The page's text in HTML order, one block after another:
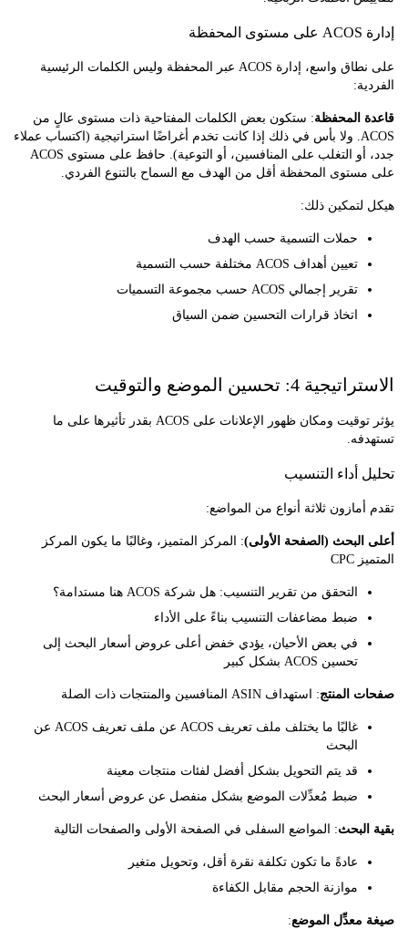
على نطاق واسع، إدارة ACOS عبر المحفظة وليس الكلمات الرئيسية
المحفظة : ستكون بعض الكلمات المفتاحية ذات مستوى عالٍ من
ACOS. ولا بأس في ذلك إذا كانت تخدم أغراضًا استراتيجية (اكتساب عملاء
جدد، أو التغلب على المنافسين، أو التوعية). حافظ على مستوى ACOS
المحفظة أقل من الهدف مع السماح بالتنوع الفردي.
ذلك:
حملات التسمية حسب الهدف
تعيين أهداف ACOS مختلفة حسب التسمية
تقرير إجمالي ACOS حسب مجموعة التسميات
اتخاذ قرارات التحسين ضمن السياق
تحسين الموضع والتوقيت
يؤثر توقيت ومكان ظهور الإعلانات على ACOS بقدر تأثيرها على ما
أداء التنسيب
ثلاثة أنواع من المواضع:
(الصفحة الأولى): المركز المتميز، وغالبًا ما يكون المركز
التحقق من تقرير التنسيب: هل شركة ACOS هنا مستدامة؟
ضبط مضاعفات التنسيب بناءً على الأداء
في بعض الأحيان، يؤدي خفض أعلى عروض أسعار البحث إلى
المنتج: استهداف ASIN المنافسين والمنتجات ذات الصلة
غالبًا ما يختلف ملف تعريف ACOS عن ملف تعريف ACOS عن
قد يتم التحويل بشكل أفضل لفئات منتجات معينة
ضبط مُعدِّلات الموضع بشكل منفصل عن عروض أسعار البحث
: المواضع السفلى في الصفحة الأولى والصفحات التالية
عادةً ما تكون تكلفة نقرة أقل، وتحويل متغير
موازنة الحجم مقابل الكفاءة
الموضع